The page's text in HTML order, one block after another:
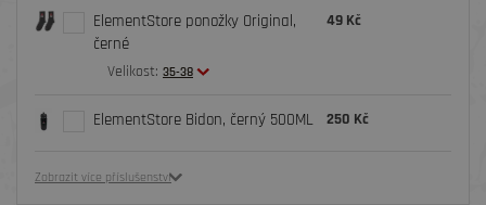
ElementStore ponožky Original,
černé
Velikost: 35-38
49 Kč
ElementStore Bidon, černý 500ML 250 Kč
Zobrazit více příslušenství